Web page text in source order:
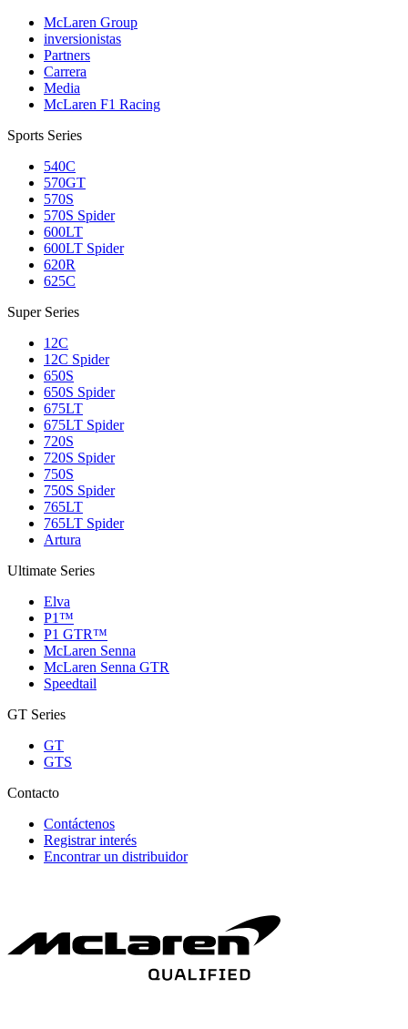
McLaren Group
inversionistas
Partners
Carrera
Media
McLaren F1 Racing
Sports Series
540C
570GT
570S
570S Spider
600LT
600LT Spider
620R
625C
Super Series
12C
12C Spider
650S
650S Spider
675LT
675LT Spider
720S
720S Spider
750S
750S Spider
765LT
765LT Spider
Artura
Ultimate Series
Elva
P1™
P1 GTR™
McLaren Senna
McLaren Senna GTR
Speedtail
GT Series
GT
GTS
Contacto
Contáctenos
Registrar interés
Encontrar un distribuidor